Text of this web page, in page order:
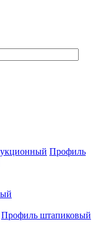
Профиль
Профиль штапиковый